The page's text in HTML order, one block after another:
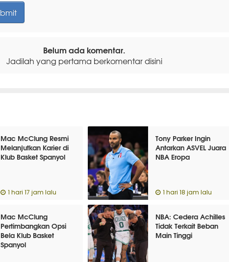
Belum ada komentar.
Jadilah yang pertama berkomentar disini
Mac McClung Resmi
Melanjutkan Karier di
Klub Basket Spanyol
1 hari 17 jam lalu
Tony Parker Ingin
Antarkan ASVEL Juara
NBA Eropa
1 hari 18 jam lalu
Mac McClung
Pertimbangkan Opsi
Bela Klub Basket
Spanyol
NBA: Cedera Achilles
Tidak Terkait Beban
Main Tinggi